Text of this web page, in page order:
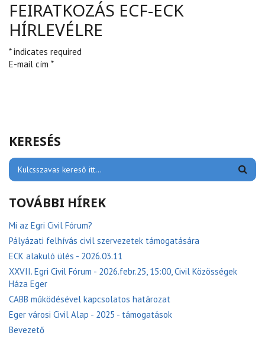
FEIRATKOZÁS ECF-ECK
HÍRLEVÉLRE
* indicates required
E-mail cím *
KERESÉS
TOVÁBBI HÍREK
Mi az Egri Civil Fórum?
Pályázati felhívás civil szervezetek támogatására
ECK alakuló ülés - 2026.03.11
XXVII. Egri Civil Fórum - 2026.febr.25, 15:00, Civil Közösségek
Háza Eger
CABB működésével kapcsolatos határozat
Eger városi Civil Alap - 2025 - támogatások
Bevezető